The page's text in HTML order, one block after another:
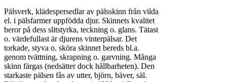
Pälsverk, klädespersedlar av pälsskinn från vilda
el. i pälsfarmer uppfödda djur. Skinnets kvalitet
beror på dess slitstyrka, teckning o. glans. Tätast
o. värdefullast är djurens vinterpälsar. Det
torkade, styva o. sköra skinnet bereds bl.a.
genom tvättning, skrapning o. garvning. Många
skinn färgas (nedsätter dock hållbarheten). Den
starkaste pälsen fås av utter, björn, bäver, säl.